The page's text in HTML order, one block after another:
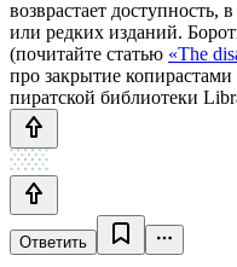
возврастает
или редких изданий.
(почитайте статью «The
про закрытие
пиратской библиотеки
Ответить